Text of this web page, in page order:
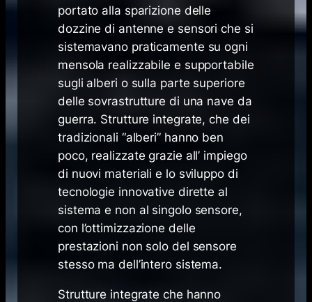
portato alla sparizione delle
dozzine di antenne e sensori che si
sistemavano praticamente su ogni
mensola realizzabile e supportabile
sugli alberi o sulla parte superiore
delle sovrastrutture di una nave da
guerra. Strutture integrate, che dei
tradizionali “alberi” hanno ben
poco, realizzate grazie all’ impiego
di nuovi materiali e lo sviluppo di
tecnologie innovative dirette al
sistema e non al singolo sensore,
con l’ottimizzazione delle
prestazioni non solo del sensore
stesso ma dell’intero sistema.
Strutture integrate che hanno